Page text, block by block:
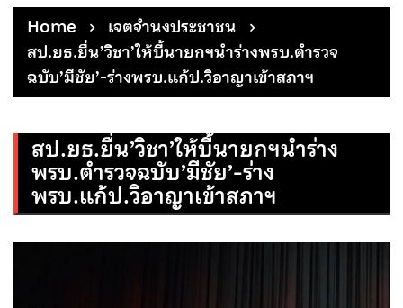
Home
เจตจำนงประชาชน
สป.ยธ.ยื่น’วิชา’ให้บี้นายกฯนำร่างพรบ.ตำรวจ
ฉบับ’มีชัย’-ร่างพรบ.แก้ป.วิอาญาเข้าสภาฯ
สป.ยธ.ยื่น’วิชา’ให้บี้นายกฯนำร่าง
พรบ.ตำรวจฉบับ’มีชัย’-ร่าง
พรบ.แก้ป.วิอาญาเข้าสภาฯ